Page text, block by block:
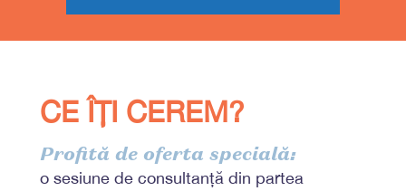
CE ÎȚI CEREM?
Profită de oferta specială:
o sesiune de consultanță din partea